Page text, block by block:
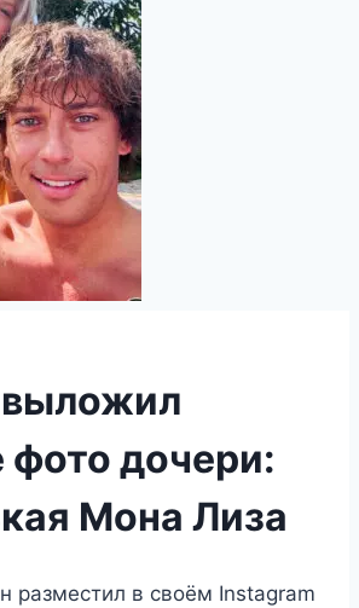
выложил
дочери:
Мона Лиза
разместил в своём Instagram